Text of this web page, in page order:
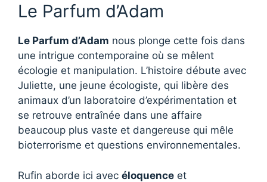
Le Parfum d’Adam
Le Parfum d’Adam nous plonge cette fois dans
une intrigue contemporaine où se mêlent
écologie et manipulation. L’histoire débute avec
Juliette, une jeune écologiste, qui libère des
animaux d’un laboratoire d’expérimentation et
se retrouve entraînée dans une affaire
beaucoup plus vaste et dangereuse qui mêle
bioterrorisme et questions environnementales.
Rufin aborde ici avec éloquence et